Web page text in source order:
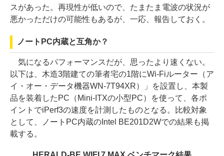
スがあった。再現性が低いので、たまたま電波の状況が
悪かっただけの可能性もあるが、一応、報告しておく。
ノートPC内蔵と互角か？
気になるパフォーマンスだが、思ったより速くない。
以下は、木造3階建ての筆者宅の1階にWi-Fiルーター（ア
イ・オー・データ機器WN-7T94XR）」を設置し、本製
品を装着したPC（Mini-ITXの小型PC）を使って、各ポ
イントでiPerf3の速度を計測したものとなる。比較対象
として、ノートPC内蔵のIntel BE201D2Wでの結果も掲
載する。